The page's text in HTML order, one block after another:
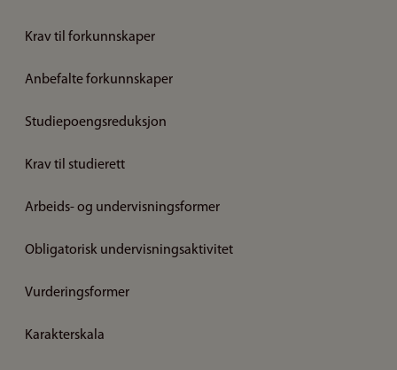
Krav til forkunnskaper
Anbefalte forkunnskaper
Studiepoengsreduksjon
Krav til studierett
Arbeids- og undervisningsformer
Obligatorisk undervisningsaktivitet
Vurderingsformer
Karakterskala